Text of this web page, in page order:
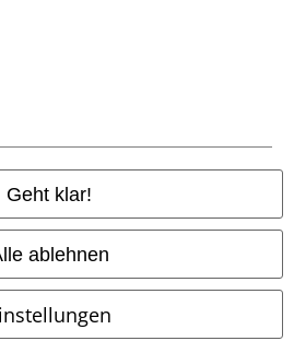
Geht klar!
ablehnen